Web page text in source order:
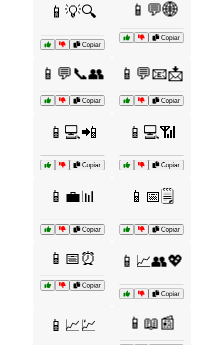
📱💡🔍
Copiar
📱💬🌐
Copiar
📱💬📞👥
Copiar
📱💬📧📩
Copiar
📱💻📲
Copiar
📱💻📶
Copiar
📱💼📊
Copiar
📱📅🗒️
Copiar
📱📅⏰
Copiar
📱📈👥💖
Copiar
📱📈💹 📱📖📰